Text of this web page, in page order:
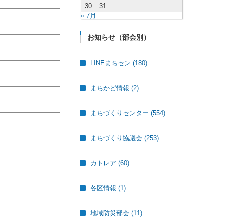
30
31
« 7月
お知らせ（部会別）
LINEまちセン(180)
まちかど情報(2)
まちづくりセンター(554)
まちづくり協議会(253)
カトレア(60)
各区情報(1)
地域防災部会(11)